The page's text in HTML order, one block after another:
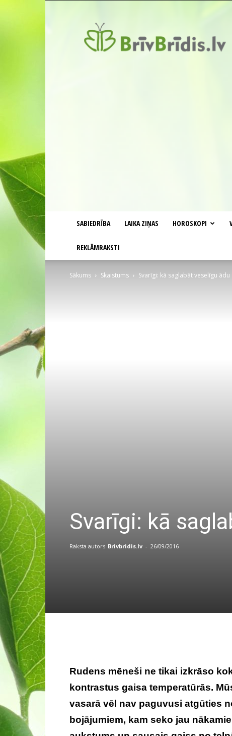
SABIEDRĪBA LAIKA ZIŅAS HOROSKOPI
REKLĀMRAKSTI
Sākums Skaistums Svarīgi: kā saglabāt veselīgu
Svarīgi: kā
Raksta autors Brivbridis.lv - 26/09/2016
Rudens mēneši ne tikai izkrāso
kontrastus gaisa temperatūrās.
vasarā vēl nav paguvusi atgūties
bojājumiem, kam seko jau